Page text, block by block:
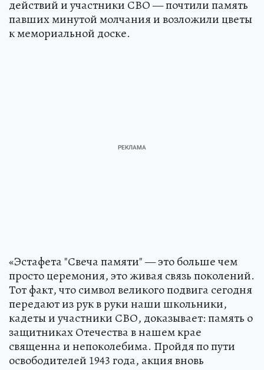
действий и участники СВО — почтили память
павших минутой молчания и возложили цветы
к мемориальной доске.
«Эстафета "Свеча памяти" — это больше чем
просто церемония, это живая связь поколений.
Тот факт, что символ великого подвига сегодня
передают из рук в руки наши школьники,
кадеты и участники СВО, доказывает: память о
защитниках Отечества в нашем крае
священна и непоколебима. Пройдя по пути
освободителей 1943 года, акция вновь